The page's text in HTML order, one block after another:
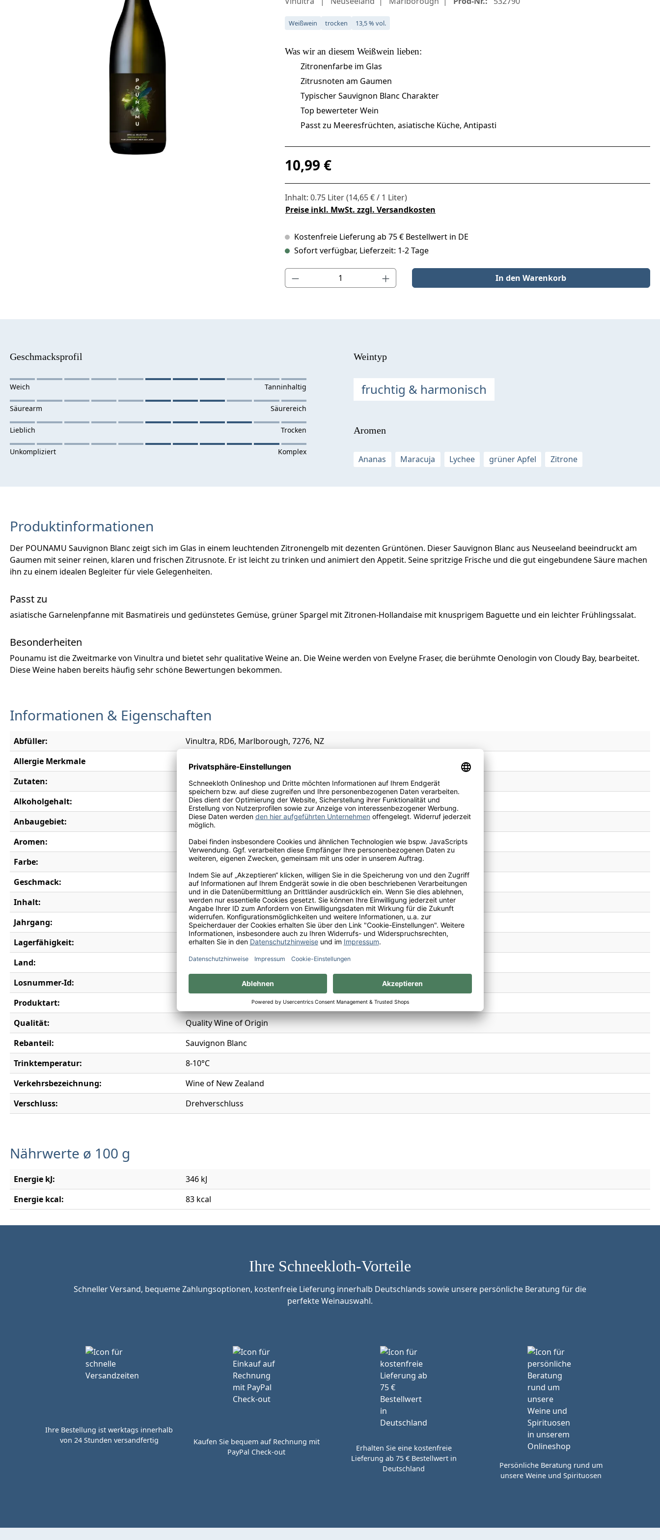
Weißwein trocken 13,5 % vol.
Was wir an diesem Weißwein lieben:
Zitronenfarbe im Glas
Zitrusnoten am Gaumen
Typischer Sauvignon Blanc Charakter
Top bewerteter Wein
Passt zu Meeresfrüchten, asiatische Küche, Antipasti
Regulärer Preis:
10,99 €
Inhalt: 0.75 Liter(14,65 € / 1 Liter)
Preise inkl. MwSt. zzgl. Versandkosten
Kostenfreie Lieferung ab 75 € Bestellwert in DE
Sofort verfügbar, Lieferzeit: 1-2 Tage
Produkt Anzahl: Gib den gewünschten Wert ein oder benutze die Schaltflächen um die Anzahl zu erhöhen oder zu
In den Warenkorb
Geschmacksprofil Weintyp
fruchtig & harmonisch
Aromen
Ananas Maracuja Lychee grüner Apfel Zitrone
Produktinformationen
Der POUNAMU Sauvignon Blanc zeigt sich im Glas in einem leuchtenden Zitronengelb mit dezenten Grüntönen. Dieser Sauvignon Blanc aus Neuseeland beeindruckt am
Gaumen mit seiner reinen, klaren und frischen Zitrusnote. Er ist leicht zu trinken und animiert den Appetit. Seine spritzige Frische und die gut eingebundene Säure machen
ihn zu einem idealen Begleiter für viele Gelegenheiten.
Passt zu
asiatische Garnelenpfanne mit Basmatireis und gedünstetes Gemüse, grüner Spargel mit Zitronen-Hollandaise mit knusprigem Baguette und ein leichter Frühlingssalat.
Besonderheiten
Pounamu ist die Zweitmarke von Vinultra und bietet sehr qualitative Weine an. Die Weine werden von Evelyne Fraser, die berühmte Oenologin von Cloudy Bay, bearbeitet.
Diese Weine haben bereits häufig sehr schöne Bewertungen bekommen.
Informationen & Eigenschaften
Abfüller:
Vinultra, RD6, Marlborough, 7276, NZ
Allergie Merkmale
Enthält Sulfite
Zutaten:
Trauben, Kohlendioxid, Konservierungsstoffe und Antioxidationsmittel: SULFITE.
Alkoholgehalt:
13,5 % vol.
Anbaugebiet:
Marlborough
Aromen:
Ananas, Lychee, Maracuja, Zitrone, grüner Apfel
Farbe:
weiß
Geschmack:
trocken
Inhalt:
0,75 l
Jahrgang:
2024
Lagerfähigkeit:
6 Jahre
Land:
Neuseeland
Losnummer-Id:
Produktart:
Qualität:
Quality Wine of Origin
Rebanteil:
Sauvignon Blanc
Trinktemperatur:
8-10°C
Verkehrsbezeichnung:
Wine of New Zealand
Verschluss:
Drehverschluss
Nährwerte ø 100 g
Energie kJ:
346 kJ
Energie kcal:
83 kcal
Ihre Schneekloth-Vorteile
Schneller Versand, bequeme Zahlungsoptionen, kostenfreie Lieferung innerhalb Deutschlands sowie unsere persönliche Beratung für die
perfekte Weinauswahl.
Ihre Bestellung ist werktags innerhalb
von 24 Stunden versandfertig
Kaufen Sie bequem auf Rechnung mit
PayPal Check-out
Erhalten Sie eine kostenfreie
Lieferung ab 75 € Bestellwert in
Deutschland
Persönliche Beratung rund um
unsere Weine und Spirituosen